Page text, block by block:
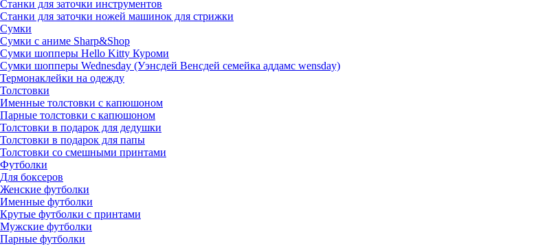
Станки для заточки инструментов
Станки для заточки ножей машинок для стрижки
Сумки
Сумки с аниме Sharp&Shop
Сумки шопперы Hello Kitty Куроми
Сумки шопперы Wednesday (Уэнсдей Венсдей семейка аддамс wensday)
Термонаклейки на одежду
Толстовки
Именные толстовки с капюшоном
Парные толстовки с капюшоном
Толстовки в подарок для дедушки
Толстовки в подарок для папы
Толстовки со смешными принтами
Футболки
Для боксеров
Женские футболки
Именные футболки
Крутые футболки с принтами
Мужские футболки
Парные футболки